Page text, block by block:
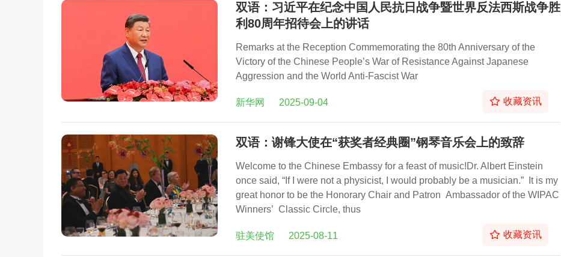
双语：习近平在纪念中国人民抗日战争暨世界反法西斯战争胜
利80周年招待会上的讲话
Remarks at the Reception Commemorating the 80th Anniversary of the
Victory of the Chinese People’s War of Resistance Against Japanese
Aggression and the World Anti-Fascist War
新华网 2025-09-04 收藏资讯
双语：谢锋大使在“获奖者经典圈”钢琴音乐会上的致辞
Welcome to the Chinese Embassy for a feast of music!Dr. Albert Einstein
once said, “If I were not a physicist, I would probably be a musician.” It is my
great honor to be the Honorary Chair and Patron Ambassador of the WIPAC
Winners’ Classic Circle, thus
驻美使馆 2025-08-11 收藏资讯